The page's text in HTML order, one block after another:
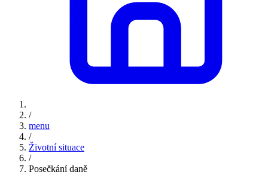
/
menu
/
Životní situace
/
Posečkání daně